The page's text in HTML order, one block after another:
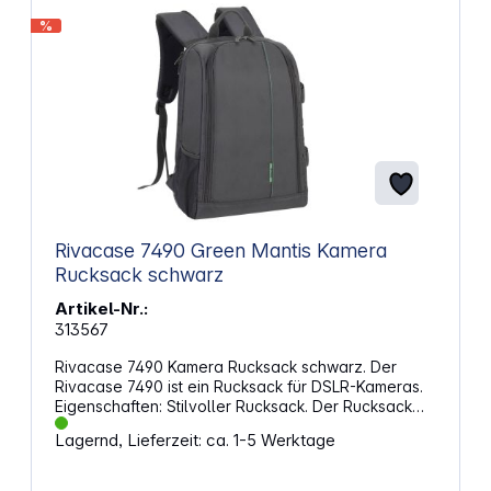
%
Rivacase 7490 Green Mantis Kamera
Rucksack schwarz
Artikel-Nr.:
313567
Rivacase 7490 Kamera Rucksack schwarz. Der
Rivacase 7490 ist ein Rucksack für DSLR-Kameras.
Eigenschaften: Stilvoller Rucksack. Der Rucksack
hat ein Fach für ein Notebook bis 15,6". Weiches,
farbiges, schützendes Innenfutter. Passend für eine
Lagernd, Lieferzeit: ca. 1-5 Werktage